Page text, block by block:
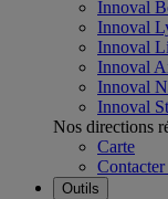
Innoval
Innoval
Innoval
Innoval
Innoval
Innoval
Nos directions
Carte
Outils